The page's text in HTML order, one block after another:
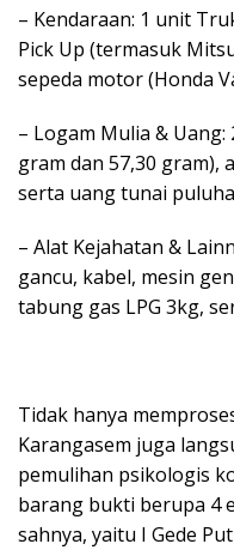
– Kendaraan: 1 unit
Pick Up (termasuk
sepeda motor (Honda
– Logam Mulia &
gram dan 57,30 gram),
serta uang tunai
– Alat Kejahatan &
gancu, kabel, mesin
tabung gas LPG 3kg,
Tidak hanya
Karangasem juga
pemulihan psikologis
barang bukti berupa 4
sahnya, yaitu I Gede